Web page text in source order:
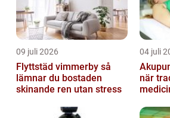
09 juli 2026
Flyttstäd vimmerby så
lämnar du bostaden
skinande ren utan stress
04 juli
när